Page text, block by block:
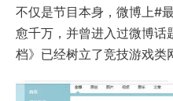
不仅是节目本身，微博上#
愈千万，并曾进入过微博话
档》已经树立了竞技游戏类